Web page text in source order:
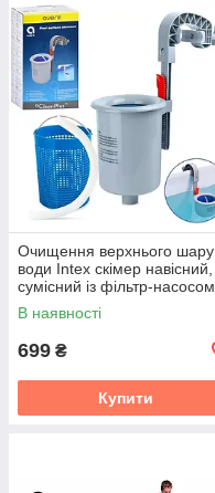
Очищення верхнього шару
води Intex скімер навісний,
сумісний із фільтр-насосом
В наявності
699 ₴
Купити